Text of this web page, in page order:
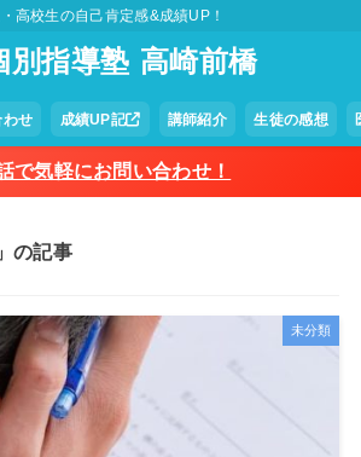
高校生の自己肯定感&成績UP！
別指導塾 高崎前橋
わせ 成績UP記 講師紹介 生徒の感想
で気軽にお問い合わせ！
の記事
未分類